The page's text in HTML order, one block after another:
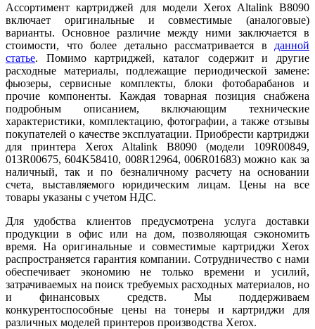
Ассортимент картриджей для модели Xerox Altalink B8090
включает оригинальные и совместимые (аналоговые)
варианты. Основное различие между ними заключается в
стоимости, что более детально рассматривается в данной
статье. Помимо картриджей, каталог содержит и другие
расходные материалы, подлежащие периодической замене:
фьюзеры, сервисные комплекты, блоки фотобарабанов и
прочие компоненты. Каждая товарная позиция снабжена
подробным описанием, включающим технические
характеристики, комплектацию, фотографии, а также отзывы
покупателей о качестве эксплуатации. Приобрести картриджи
для принтера Xerox Altalink B8090 (модели 109R00849,
013R00675, 604K58410, 008R12964, 006R01683) можно как за
наличный, так и по безналичному расчету на основании
счета, выставляемого юридическим лицам. Цены на все
товары указаны с учетом НДС.
Для удобства клиентов предусмотрена услуга доставки
продукции в офис или на дом, позволяющая сэкономить
время. На оригинальные и совместимые картриджи Xerox
распространяется гарантия компании. Сотрудничество с нами
обеспечивает экономию не только времени и усилий,
затрачиваемых на поиск требуемых расходных материалов, но
и финансовых средств. Мы поддерживаем
конкурентоспособные цены на тонеры и картриджи для
различных моделей принтеров производства Xerox.